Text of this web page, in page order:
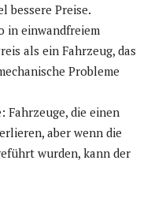
bessere Preise.
in einwandfreiem
als ein Fahrzeug, das
Probleme
Fahrzeuge, die einen
aber wenn die
wurden, kann der